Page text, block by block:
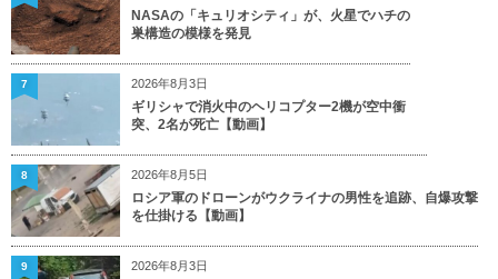
NASAの「キュリオシティ」が、火星でハチの
巣構造の模様を発見
2026年8月3日
ギリシャで消火中のヘリコプター2機が空中衝
突、2名が死亡【動画】
7
2026年8月5日
ロシア軍のドローンがウクライナの男性を追跡、自爆攻撃
を仕掛ける【動画】
8
2026年8月3日
9